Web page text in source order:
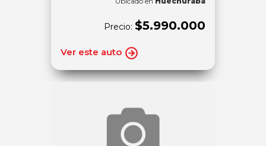
Precio: $5.990.000
Ver este auto